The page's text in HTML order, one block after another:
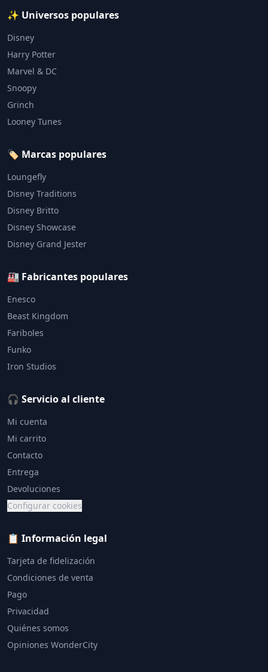
✨ Universos populares
Disney
Harry Potter
Marvel & DC
Snoopy
Grinch
Looney Tunes
🏷️ Marcas populares
Loungefly
Disney Traditions
Disney Britto
Disney Showcase
Disney Grand Jester
🏭 Fabricantes populares
Enesco
Beast Kingdom
Fariboles
Funko
Iron Studios
🎧 Servicio al cliente
Mi cuenta
Mi carrito
Contacto
Entrega
Devoluciones
Configurar cookies
📋 Información legal
Tarjeta de fidelización
Condiciones de venta
Pago
Privacidad
Quiénes somos
Opiniones WonderCity